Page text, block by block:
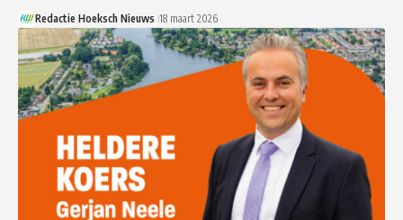
Redactie Hoeksch Nieuws 18 maart 2026